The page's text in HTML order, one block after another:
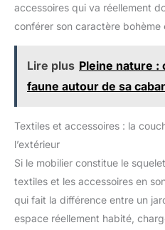
simple, vous permettant de
passer plus de temps à profiter
de votre jardin. Facile à nettoyer
préféré pour vous relaxer, lire
nature. VOTRE COMPAGNON
notre chaise de jardin extérieur
est le choix parfait pour ceux
qui cherchent à combiner
placiez ce fauteuil extérieur sur
jardin, ou même sur votre
balcon, il promet d'apporter une
touche de relaxation et de style
à votre espace extérieur.
garantir votre
accessoires qui va réellement
conférer son caractère bohème
Lire plus Pleine nature
faune autour de sa
Textiles et accessoires : la
l’extérieur
Si le mobilier constitue le
textiles et les accessoires en
qui fait la différence entre un
espace réellement habité,